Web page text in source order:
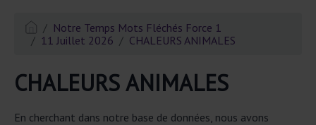
Notre Temps Mots Fléchés Force 1
11 Juillet 2026
CHALEURS ANIMALES
CHALEURS ANIMALES
En cherchant dans notre base de données, nous avons